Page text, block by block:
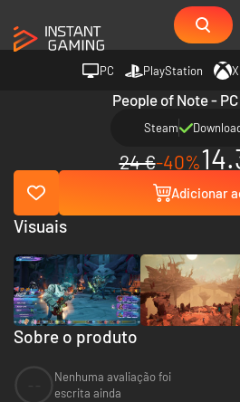
PC PlayStation
People of Note -
Steam
24 €-40%
Adicionar
Sobre o produto
Nenhuma avaliação foi
escrita ainda
Visuais